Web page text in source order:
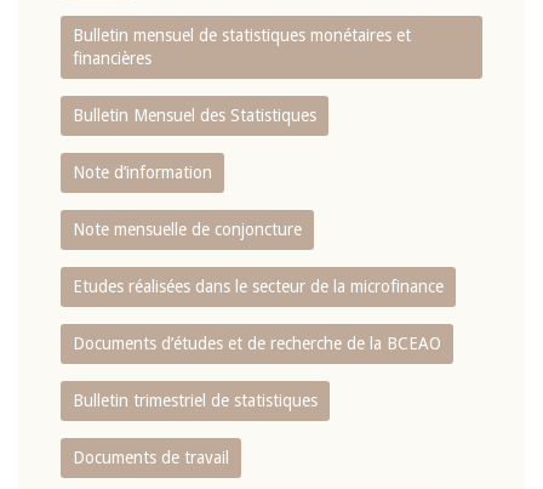
Bulletin mensuel de statistiques monétaires et
financières
Bulletin Mensuel des Statistiques
Note d’information
Note mensuelle de conjoncture
Etudes réalisées dans le secteur de la microfinance
Documents d’études et de recherche de la BCEAO
Bulletin trimestriel de statistiques
Documents de travail